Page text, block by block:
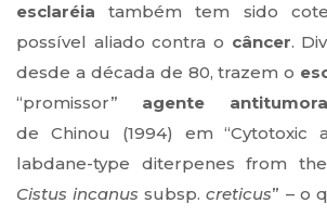
esclaréia também tem sido
possível aliado contra o câncer.
desde a década de 80, trazem o
“promissor” agente
de Chinou (1994) em “Cytotoxic
labdane-type diterpenes from
Cistus incanus subsp.creticus” – o